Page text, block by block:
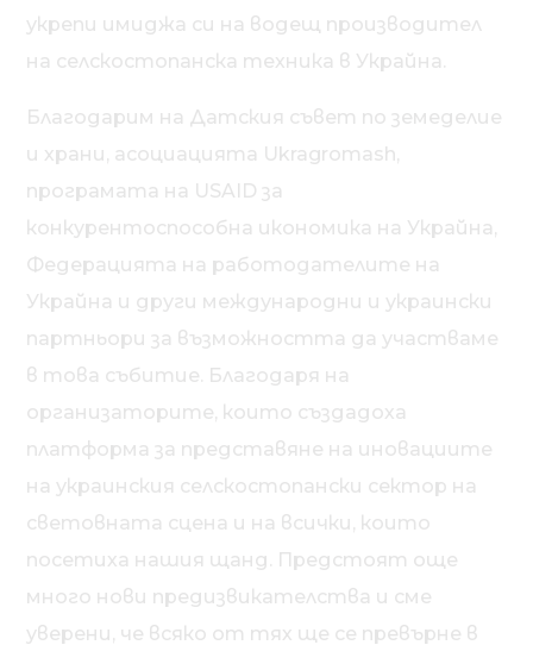
укрепи имиджа си на водещ производител
на селскостопанска техника в Украйна.
Благодарим на Датския съвет по земеделие
и храни, асоциацията Ukragromash,
програмата на USAID за
конкурентоспособна икономика на Украйна,
Федерацията на работодателите на
Украйна и други международни и украински
партньори за възможността да участваме
в това събитие. Благодаря на
организаторите, които създадоха
платформа за представяне на иновациите
на украинския селскостопански сектор на
световната сцена и на всички, които
посетиха нашия щанд. Предстоят още
много нови предизвикателства и сме
уверени, че всяко от тях ще се превърне в